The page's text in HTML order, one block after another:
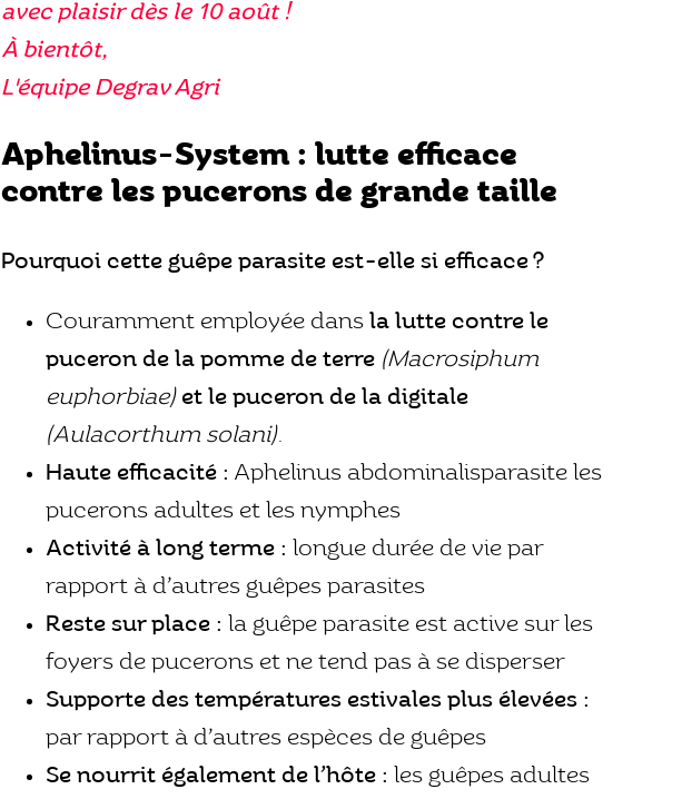
avec plaisir dès le 10 août !
À bientôt,
L'équipe Degrav Agri
Aphelinus-System : lutte efficace
contre les pucerons de grande taille
Pourquoi cette guêpe parasite est-elle si efficace ?
Couramment employée dans la lutte contre le
puceron de la pomme de terre (Macrosiphum
euphorbiae) et le puceron de la digitale
(Aulacorthum solani).
Haute efficacité : Aphelinus abdominalisparasite les
pucerons adultes et les nymphes
Activité à long terme : longue durée de vie par
rapport à d’autres guêpes parasites
Reste sur place : la guêpe parasite est active sur les
foyers de pucerons et ne tend pas à se disperser
Supporte des températures estivales plus élevées :
par rapport à d’autres espèces de guêpes
Se nourrit également de l’hôte : les guêpes adultes